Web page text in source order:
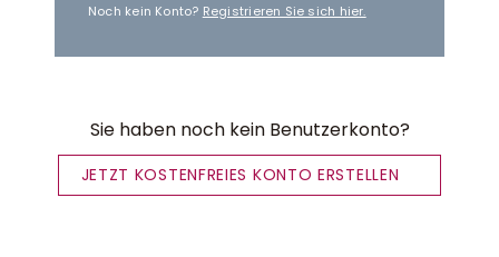
Noch kein Konto? Registrieren Sie sich hier.
Sie haben noch kein Benutzerkonto?
JETZT KOSTENFREIES KONTO ERSTELLEN